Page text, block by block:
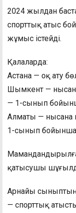
2024 жылдан
спорттық атыс
жұмыс істейді.
Қалаларда:
Астана — оқ ату
Шымкент —
— 1-сынып
Алматы — нысана
1-сынып
қатысушы
Арнайы
— спорттық